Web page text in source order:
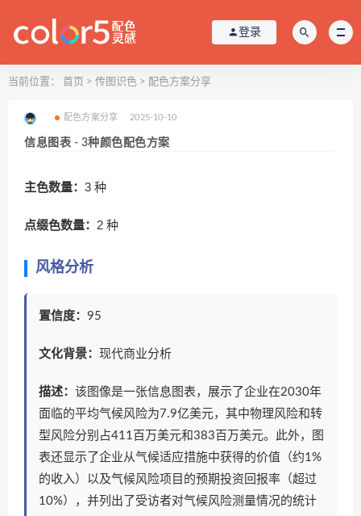
登录
当前位置： 首页 > 传图识色 > 配色方案分享
配色方案分享 2025-10-10
信息图表 - 3种颜色配色方案
主色数量： 3 种
点缀色数量： 2 种
风格分析
置信度： 95
文化背景： 现代商业分析
描述： 该图像是一张信息图表，展示了企业在2030年
面临的平均气候风险为7.9亿美元，其中物理风险和转
型风险分别占411百万美元和383百万美元。此外，图
表还显示了企业从气候适应措施中获得的价值（约1%
的收入）以及气候风险项目的预期投资回报率（超过
10%），并列出了受访者对气候风险测量情况的统计